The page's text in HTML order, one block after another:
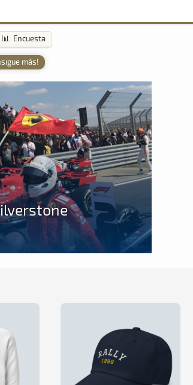
📊 Encuesta
más!